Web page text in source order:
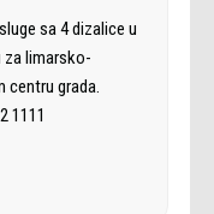
sa 4 dizalice u
za limarsko-
centru grada.
1111